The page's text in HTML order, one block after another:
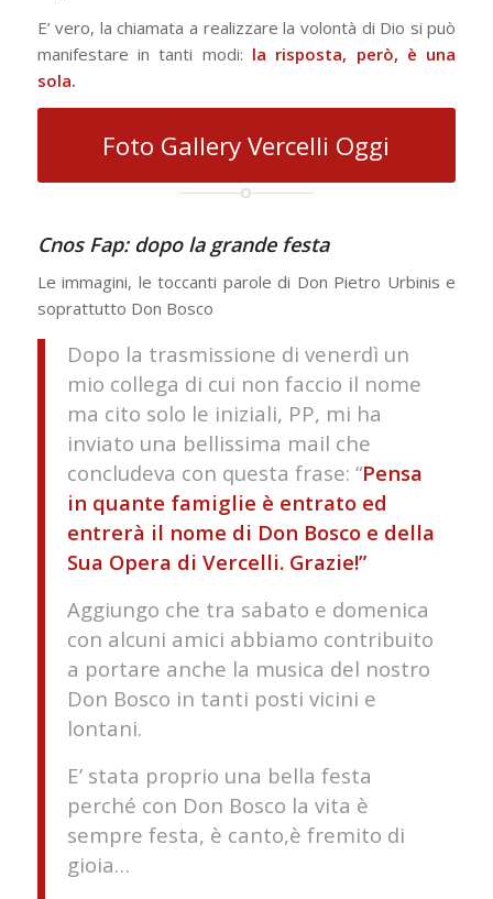
E’ vero, la chiamata a realizzare la volontà di Dio si può
manifestare in tanti modi: la risposta, però, è una
sola.
Foto Gallery Vercelli Oggi
Cnos Fap: dopo la grande festa
Le immagini, le toccanti parole di Don Pietro Urbinis e
soprattutto Don Bosco
Dopo la trasmissione di venerdì un
mio collega di cui non faccio il nome
ma cito solo le iniziali, PP, mi ha
inviato una bellissima mail che
concludeva con questa frase: “Pensa
in quante famiglie è entrato ed
entrerà il nome di Don Bosco e della
Sua Opera di Vercelli. Grazie!”
Aggiungo che tra sabato e domenica
con alcuni amici abbiamo contribuito
a portare anche la musica del nostro
Don Bosco in tanti posti vicini e
lontani.
E’ stata proprio una bella festa
perché con Don Bosco la vita è
sempre festa, è canto,è fremito di
gioia…